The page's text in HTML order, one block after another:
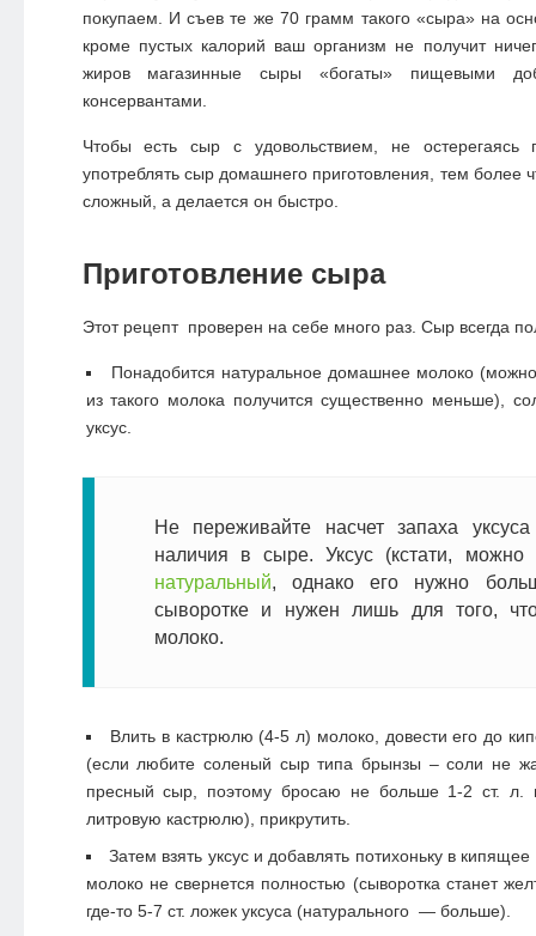
покупаем. И съев те же 70 грамм такого «сыра» на
кроме пустых калорий ваш организм не получит
жиров магазинные сыры «богаты» пищевыми
консервантами.
Чтобы есть сыр с удовольствием, не остерегаясь
употреблять сыр домашнего приготовления, тем более
сложный, а делается он быстро.
Приготовление сыра
Этот рецепт проверен на себе много раз. Сыр всегда
Понадобится натуральное домашнее молоко
из такого молока получится существенно меньше),
уксус.
Не переживайте насчет запаха
наличия в сыре. Уксус (кстати, можно
натуральный, однако его нужно
сыворотке и нужен лишь для того,
молоко.
Влить в кастрюлю (4-5 л) молоко, довести его до
(если любите соленый сыр типа брынзы – соли не
пресный сыр, поэтому бросаю не больше 1-2 ст. л.
литровую кастрюлю), прикрутить.
Затем взять уксус и добавлять потихоньку в
молоко не свернется полностью (сыворотка станет
где-то 5-7 ст. ложек уксуса (натурального — больше).